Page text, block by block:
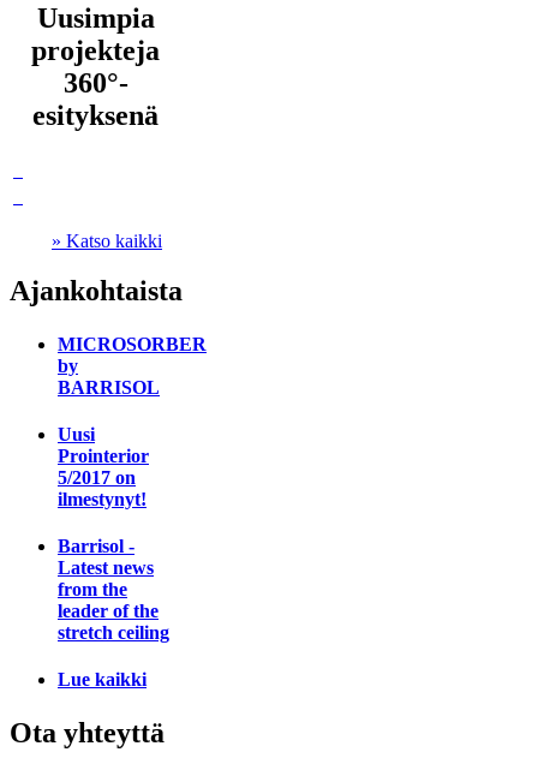
Uusimpia
projekteja
360°-
esityksenä
» Katso kaikki
Ajankohtaista
MICROSORBER
by
BARRISOL
Uusi
Prointerior
5/2017 on
ilmestynyt!
Barrisol -
Latest news
from the
leader of the
stretch ceiling
Lue kaikki
Ota yhteyttä